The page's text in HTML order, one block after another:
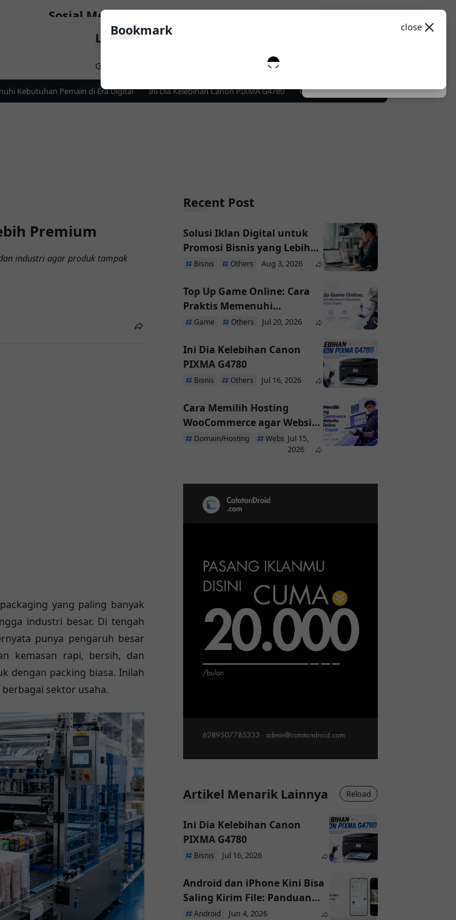
Sosial Media
LinkList Nav
Game Sosial Media
Kebutuhan Pemain di Era Digital Ini Dia Kelebihan Canon PIXMA G4780 Cara Memilih Hosting WooCommerce agar
Premium
industri agar produk tampak
yang paling banyak
industri besar. Di tengah
punya pengaruh besar
kemasan rapi, bersih, dan
dengan packing biasa. Inilah
sektor usaha.
Recent Post
Solusi Iklan Digital untuk
Promosi Bisnis yang Lebih
Efektif
Bisnis Others Aug 3, 2026
Top Up Game Online: Cara
Praktis Memenuhi
Kebutuhan Pemain di Era
Game Others Jul 20, 2026
Ini Dia Kelebihan Canon
PIXMA G4780
Bisnis Others Jul 16, 2026
Cara Memilih Hosting
WooCommerce agar Website
Toko Online Tetap Cepat
Domain/Hosting WebsiteJul 15,
2026
Artikel Menarik Lainnya
Ini Dia Kelebihan Canon
PIXMA G4780
Bisnis Jul 16, 2026
Android dan iPhone Kini Bisa
Saling Kirim File: Panduan
AirDrop dan Quick Share
Android Jun 4, 2026
Reload
Bookmark close